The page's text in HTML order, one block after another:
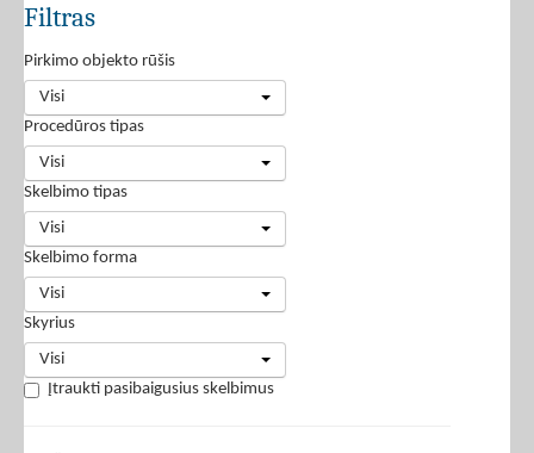
Filtras
Pirkimo objekto rūšis
Visi
Procedūros tipas
Visi
Skelbimo tipas
Visi
Skelbimo forma
Visi
Skyrius
Visi
Įtraukti pasibaigusius skelbimus